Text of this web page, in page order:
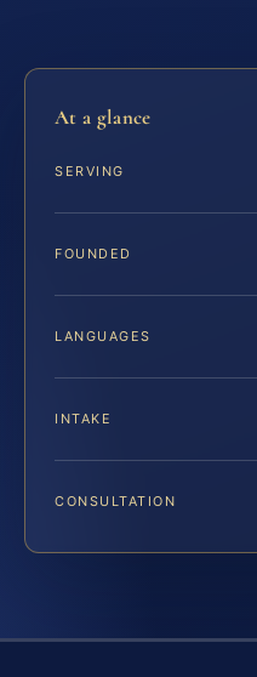
At a glance
SERVING
FOUNDED
LANGUAGES
INTAKE
CONSULTATION